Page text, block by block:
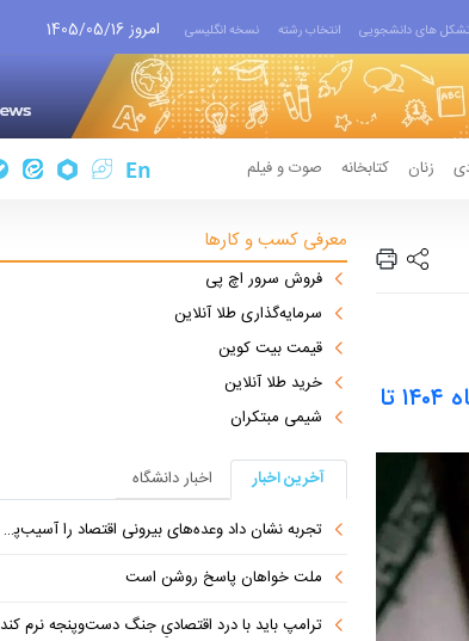
های دانشجویی انتخاب رشته نسخه انگلیسی امروز 1405/05/16
زنان کتابخانه صوت و فیلم
هفت نکته مهم در پیام‌های آیت‌الله سید مجتبی خامنه‌ای از اسفندماه ۱۴۰۴ تا
معرفی کسب و کارها
فروش سرور اچ پی
سرمایه‌گذاری طلا آنلاین
قیمت بیت کوین
خرید طلا آنلاین
شیمی مبتکران
آخرین اخبار
اخبار دانشگاه
تجربه نشان داد وعده‌های بیرونی اقتصاد را آسیب‌پذیرتر می‌کند
ملت خواهان پاسخ روشن است
ترامپ باید با درد اقتصادیِ جنگ دست‌و‌پنجه نرم کند